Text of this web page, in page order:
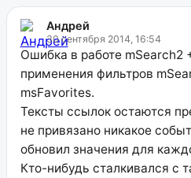
Андрей
30 сентября 2014, 16:54
Ошибка в работе mSearch2
применения фильтров
msFavorites.
Тексты ссылок остаются
не привязано никакое
обновил значения для
Кто-нибудь сталкивался с